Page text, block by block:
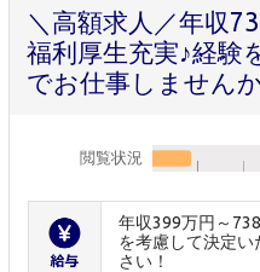
＼高額求人／年収
福利厚生充実♪経験
でお仕事しません
閲覧状況
年収399万円～
を考慮して決定
さい！